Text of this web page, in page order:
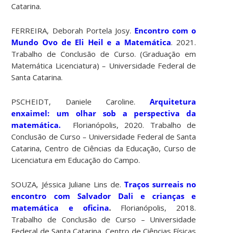
Catarina.
FERREIRA, Deborah Portela Josy. Encontro com o
Mundo Ovo de Eli Heil e a Matemática. 2021.
Trabalho de Conclusão de Curso. (Graduação em
Matemática Licenciatura) – Universidade Federal de
Santa Catarina.
PSCHEIDT, Daniele Caroline.Arquitetura
enxaimel: um olhar sob a perspectiva da
matemática.
Florianópolis, 2020. Trabalho de
Conclusão de Curso – Universidade Federal de Santa
Catarina, Centro de Ciências da Educação, Curso de
Licenciatura em Educação do Campo.
SOUZA, Jéssica Juliane Lins de.Traços surreais no
encontro com Salvador Dali e crianças e
matemática e oficina. Florianópolis, 2018.
Trabalho de Conclusão de Curso – Universidade
Federal de Santa Catarina, Centro de Ciências Físicas